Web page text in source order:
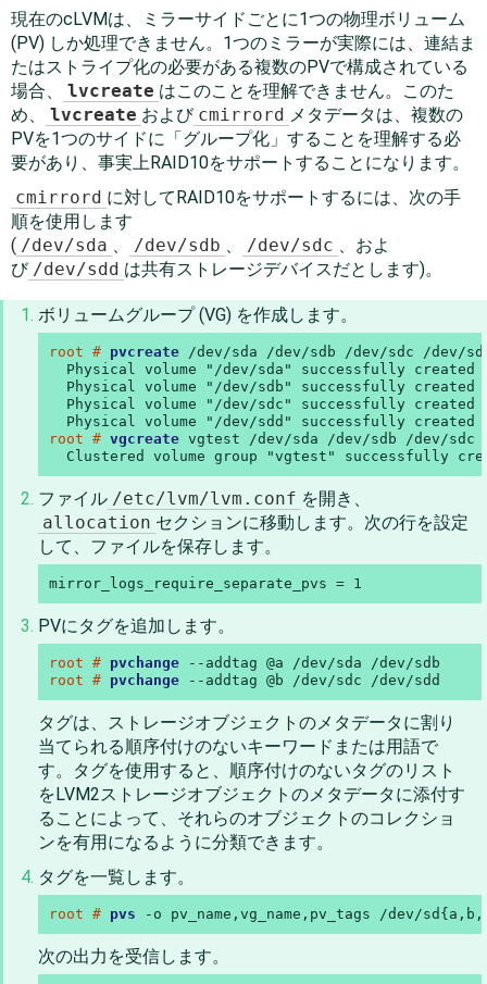
現在のcLVMは、ミラーサイドごとに1つの物理ボリューム
(PV) しか処理できません。1つのミラーが実際には、連結ま
たはストライプ化の必要がある複数のPVで構成されている
場合、
lvcreate はこのことを理解できません。このた
め、
lvcreate および cmirrord メタデータは、複数の
PVを1つのサイドに 「グループ化 」 することを理解する必
要があり、事実上RAID10をサポートすることになります。
cmirrord に対してRAID10をサポートするには、次の手
順を使用します
( /dev/sda 、 /dev/sdb 、 /dev/sdc 、およ
び /dev/sdd は共有ストレージデバイスだとします)。
ボリュームグループ (VG) を作成します。
root # pvcreate /dev/sda /dev/sdb /dev/sdc /dev/
  Physical volume "/dev/sda" successfully created
  Physical volume "/dev/sdb" successfully created
  Physical volume "/dev/sdc" successfully created
root # vgcreate vgtest /dev/sda /dev/sdb /dev/sdc
Clustered volume group "vgtest" successfully
ファイル /etc/lvm/lvm.conf を開き、
allocation セクションに移動します。次の行を設定
して、ファイルを保存します。
mirror_logs_require_separate_pvs = 1
PVにタグを追加します。
root # pvchange
root # pvchange --addtag @b /dev/sdc /dev/sdd
タグは、ストレージオブジェクトのメタデータに割り
当てられる順序付けのないキーワードまたは用語で
す。タグを使用すると、順序付けのないタグのリスト
をLVM2ストレージオブジェクトのメタデータに添付す
ることによって、それらのオブジェクトのコレクショ
ンを有用になるように分類できます。
タグを一覧します。
root # pvs -o pv_name,vg_name,pv_tags /dev/
次の出力を受信します。